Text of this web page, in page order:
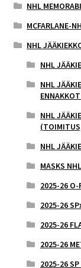
NHL
MCFARLANE-
NHL
NHL
NHL
NHL
NHL
MASKS
2025-26 O-
2025-26
2025-26
2025-26
2025-26 SP